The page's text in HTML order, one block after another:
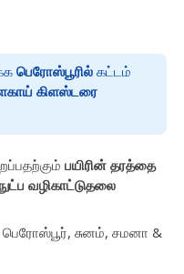
பெரோஸ்பூரில்கட்டம்
கிளஸ்டரை
பயிரின் தரத்தை
வழிகாட்டுதலை
பெரோஸ்பூர், சுனம், சமனா &